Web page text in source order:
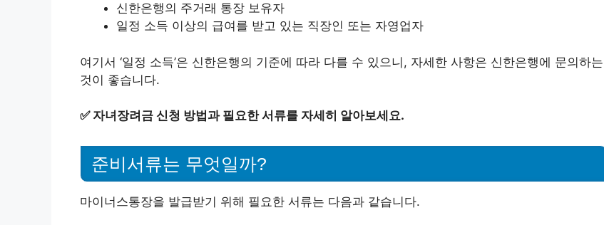
신한은행의 주거래 통장 보유자
일정 소득 이상의 급여를 받고 있는 직장인 또는 자영업자
여기서 ‘일정 소득’은 신한은행의 기준에 따라 다를 수 있으니, 자세한 사항은 신한은행에 문의하는
것이 좋습니다.
✅ 자녀장려금 신청 방법과 필요한 서류를 자세히 알아보세요.
준비서류는 무엇일까?
마이너스통장을 발급받기 위해 필요한 서류는 다음과 같습니다.